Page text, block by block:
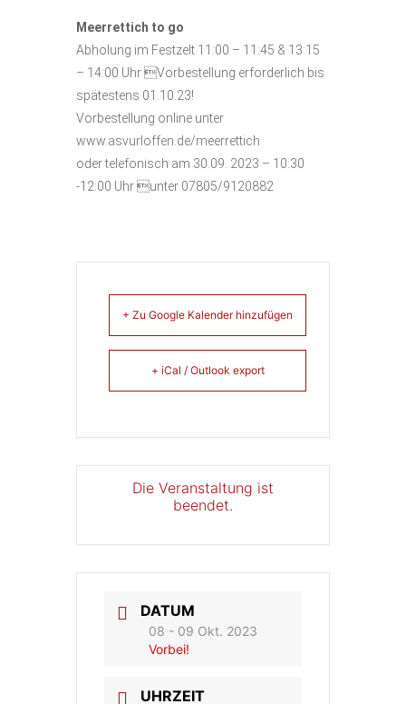
Meerrettich to go
Abholung im Festzelt 11:00 – 11:45 & 13:15
– 14:00 Uhr Vorbestellung erforderlich bis
spätestens 01.10.23!
Vorbestellung online unter
www.asvurloffen.de/meerrettich
oder telefonisch am 30.09. 2023 – 10:30
-12:00 Uhr unter 07805/9120882
+ Zu Google Kalender hinzufügen
+ iCal / Outlook export
Die Veranstaltung ist
beendet.
DATUM
08 - 09 Okt. 2023
Vorbei!
UHRZEIT